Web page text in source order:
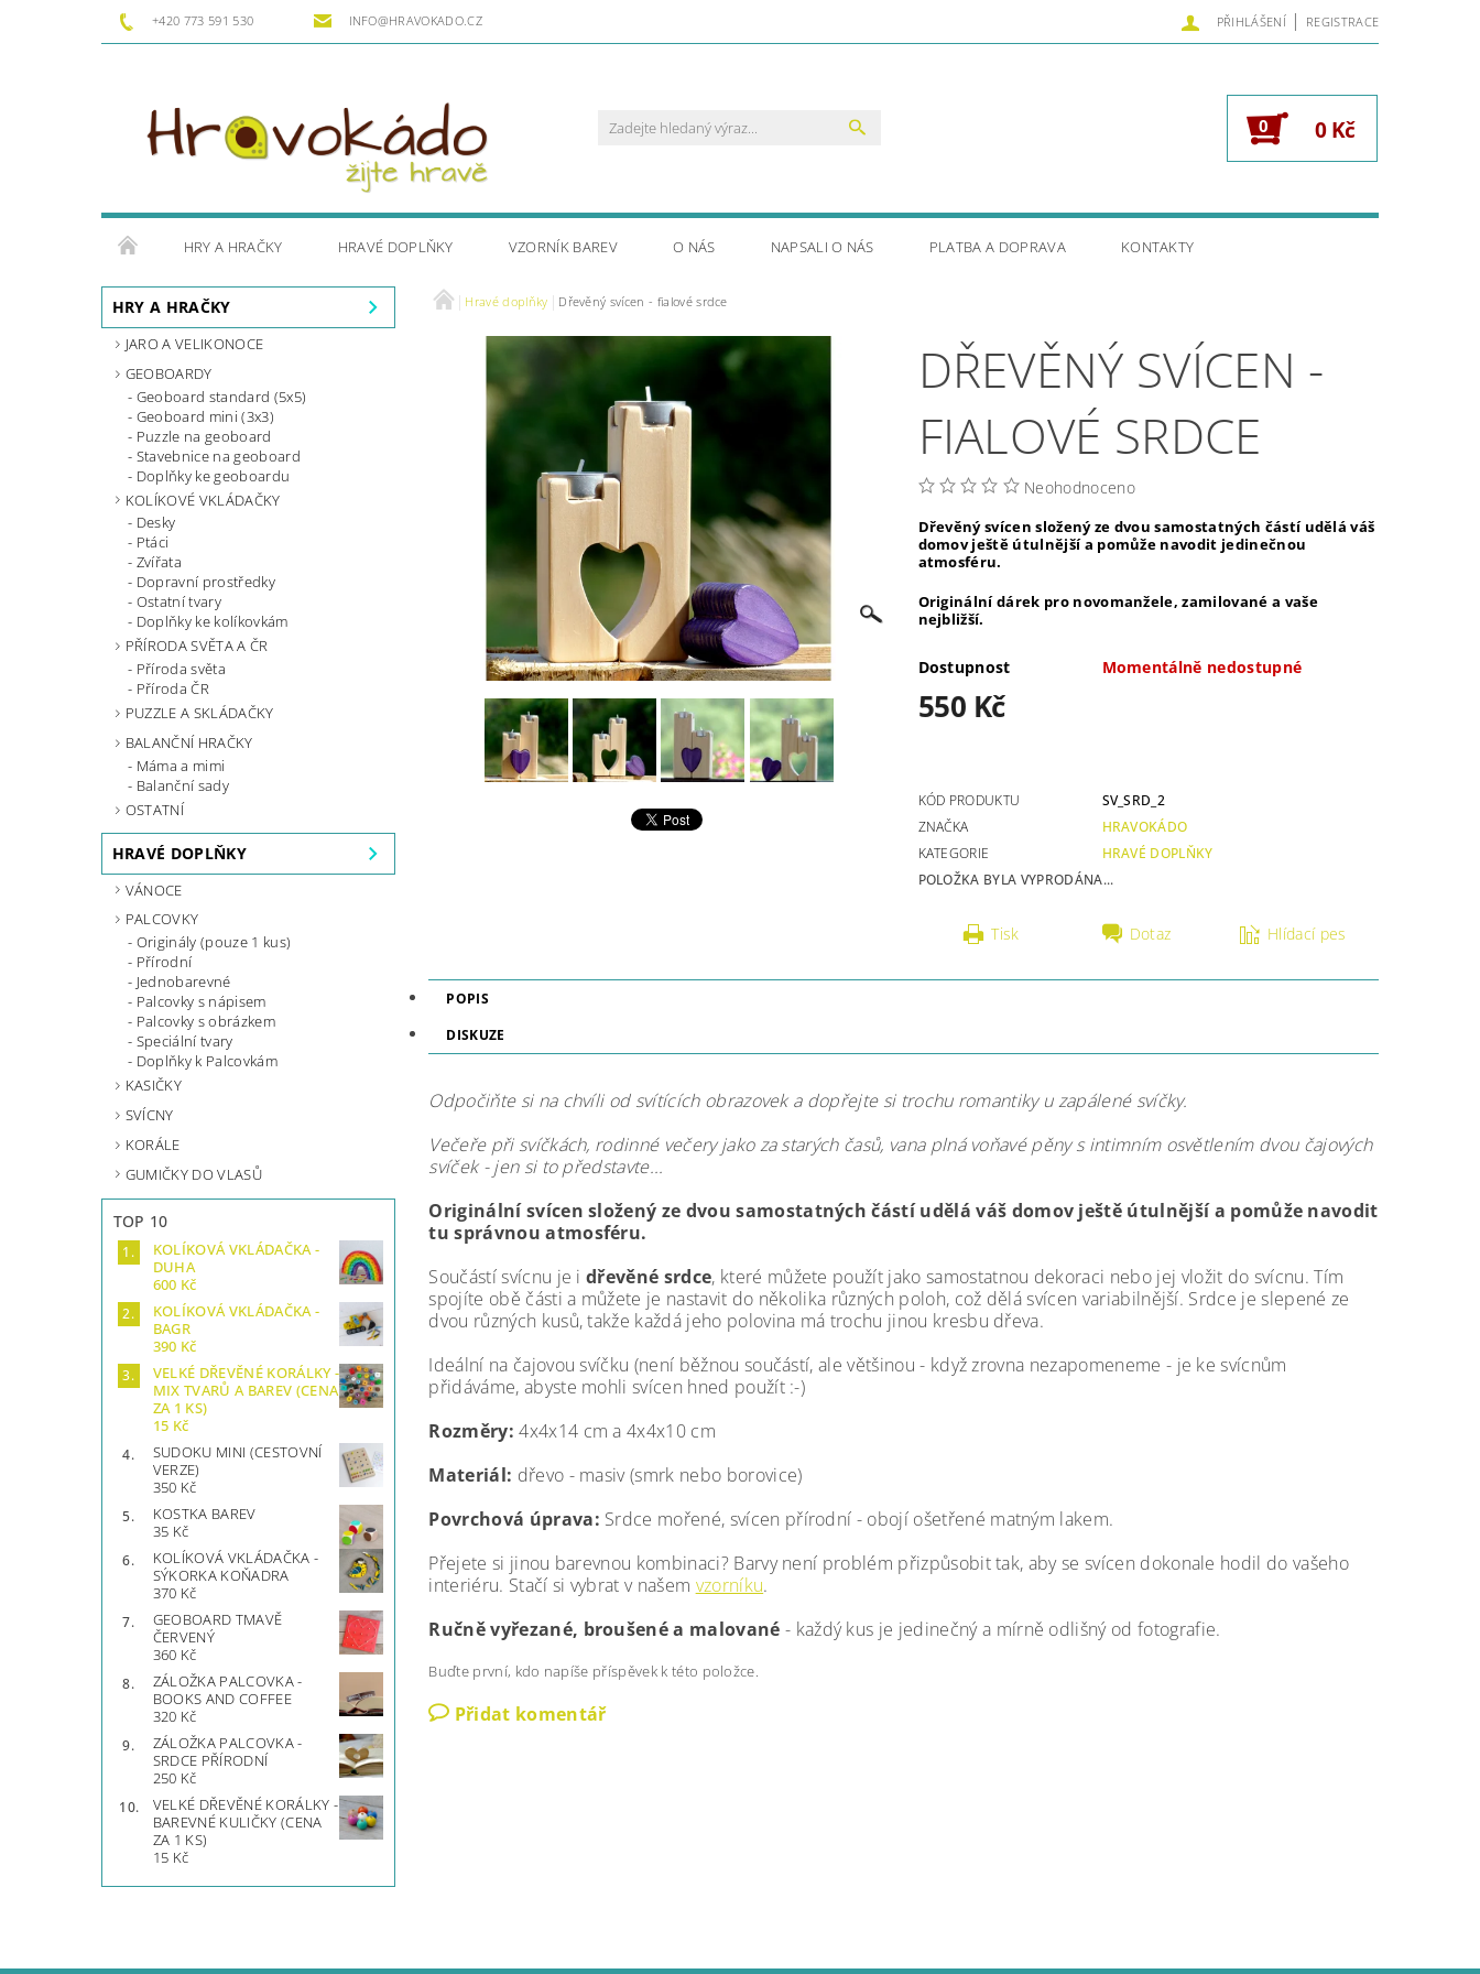
+420 773 591 530 INFO@HRAVOKADO.CZ PŘIHLÁŠENÍ | REGISTRACE
0 0 Kč
HRY A HRAČKY HRAVÉ DOPLŇKY VZORNÍK BAREV O NÁS NAPSALI O NÁS PLATBA A DOPRAVA KONTAKTY
HRY A HRAČKY
JARO A VELIKONOCE
GEOBOARDY
Geoboard standard (5x5)
Geoboard mini (3x3)
Puzzle na geoboard
Stavebnice na geoboard
Doplňky ke geoboardu
KOLÍKOVÉ VKLÁDAČKY
Desky
Ptáci
Zvířata
Dopravní prostředky
Ostatní tvary
Doplňky ke kolíkovkám
PŘÍRODA SVĚTA A ČR
Příroda světa
Příroda ČR
PUZZLE A SKLÁDAČKY
BALANČNÍ HRAČKY
Máma a mimi
Balanční sady
OSTATNÍ
HRAVÉ DOPLŇKY
VÁNOCE
PALCOVKY
Originály (pouze 1 kus)
Přírodní
Jednobarevné
Palcovky s nápisem
Palcovky s obrázkem
Speciální tvary
Doplňky k Palcovkám
KASIČKY
SVÍCNY
KORÁLE
GUMIČKY DO VLASŮ
TOP 10
KOLÍKOVÁ VKLÁDAČKA -
DUHA
600 Kč
KOLÍKOVÁ VKLÁDAČKA -
BAGR
390 Kč
VELKÉ DŘEVĚNÉ KORÁLKY -
MIX TVARŮ A BAREV (CENA
ZA 1 KS)
15 Kč
SUDOKU MINI (CESTOVNÍ
VERZE)
350 Kč
KOSTKA BAREV
35 Kč
KOLÍKOVÁ VKLÁDAČKA -
SÝKORKA KOŇADRA
370 Kč
GEOBOARD TMAVĚ
ČERVENÝ
360 Kč
ZÁLOŽKA PALCOVKA -
BOOKS AND COFFEE
320 Kč
ZÁLOŽKA PALCOVKA -
SRDCE PŘÍRODNÍ
250 Kč
VELKÉ DŘEVĚNÉ KORÁLKY -
BAREVNÉ KULIČKY (CENA
ZA 1 KS)
15 Kč
Hravé doplňky Dřevěný svícen - fialové srdce
DŘEVĚNÝ SVÍCEN -
FIALOVÉ SRDCE
Neohodnoceno
Dřevěný svícen složený ze dvou samostatných částí udělá váš
domov ještě útulnější a pomůže navodit jedinečnou
atmosféru.
Originální dárek pro novomanžele, zamilované a vaše
nejbližší.
Dostupnost Momentálně nedostupné
550 Kč
KÓD PRODUKTU
SV_SRD_2
ZNAČKA
HRAVOKÁDO
KATEGORIE
HRAVÉ DOPLŇKY
POLOŽKA BYLA VYPRODÁNA...
Tisk Dotaz Hlídací pes
POPIS
DISKUZE
Odpočiňte si na chvíli od svítících obrazovek a dopřejte si trochu romantiky u zapálené svíčky.
Večeře při svíčkách, rodinné večery jako za starých časů, vana plná voňavé pěny s intimním osvětlením dvou čajových
svíček - jen si to představte...
Originální svícen složený ze dvou samostatných částí udělá váš domov ještě útulnější a pomůže navodit
tu správnou atmosféru.
Součástí svícnu je idřevěné srdce, které můžete použít jako samostatnou dekoraci nebo jej vložit do svícnu. Tím
spojíte obě části a můžete je nastavit do několika různých poloh, což dělá svícen variabilnější. Srdce je slepené ze
dvou různých kusů, takže každá jeho polovina má trochu jinou kresbu dřeva.
Ideální na čajovou svíčku (není běžnou součástí, ale většinou - když zrovna nezapomeneme - je ke svícnům
přidáváme, abyste mohli svícen hned použít :-)
Rozměry: 4x4x14 cm a 4x4x10 cm
Materiál: dřevo - masiv (smrk nebo borovice)
Povrchová úprava: Srdce mořené, svícen přírodní - obojí ošetřené matným lakem.
Přejete si jinou barevnou kombinaci? Barvy není problém přizpůsobit tak, aby se svícen dokonale hodil do vašeho
interiéru. Stačí si vybrat v našem vzorníku.
Ručně vyřezané, broušené a malované - každý kus je jedinečný a mírně odlišný od fotografie.
Buďte první, kdo napíše příspěvek k této položce.
Přidat komentář